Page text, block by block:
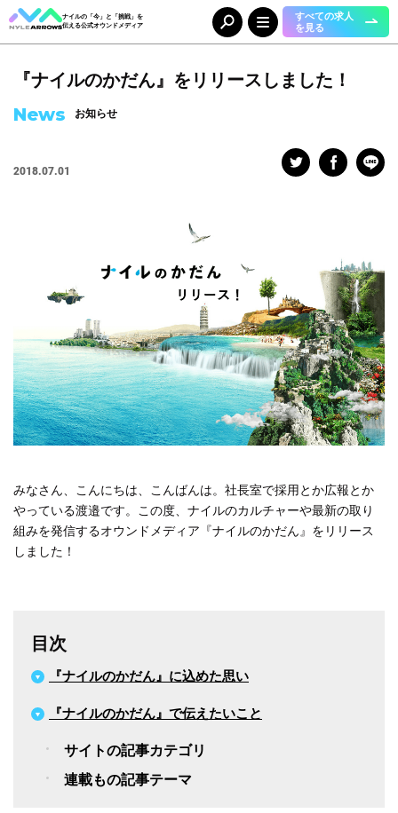
ナイルの「今」と「挑戦」を
伝える公式オウンドメディア
すべての求人
を見る
Category カテゴリ
人（65）
#DX＆マーケティング #メディア＆ソリューション
#人事本部
職種
#エンジニア #カスタマーサクセス #コンサルタント #セールス
#デザイナー #バックオフィス #マーケター #事業開発 #人事
#広報 #新卒 #経営 #編集
#安心をつくる仕組み #社内異動
注目の記事
2023.08.01
『ナイルのかだん』をリリースしました！
News お知らせ
2018.07.01
みなさん、こんにちは、こんばんは。社長室で採用とか広報とか
やっている渡邉です。この度、ナイルのカルチャーや最新の取り
組みを発信するオウンドメディア『ナイルのかだん』をリリース
しました！
目次
『ナイルのかだん』に込めた思い
『ナイルのかだん』で伝えたいこと
サイトの記事カテゴリ
連載もの記事テーマ